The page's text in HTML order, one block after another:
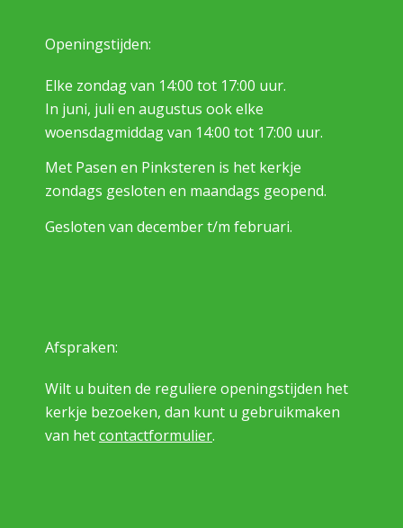
Openingstijden:
Elke zondag van 14:00 tot 17:00 uur.
In juni, juli en augustus ook elke
woensdagmiddag van 14:00 tot 17:00 uur.
Met Pasen en Pinksteren is het kerkje
zondags gesloten en maandags geopend.
Gesloten van december t/m februari.
Afspraken:
Wilt u buiten de reguliere openingstijden het
kerkje bezoeken, dan kunt u gebruikmaken
van hetcontactformulier.